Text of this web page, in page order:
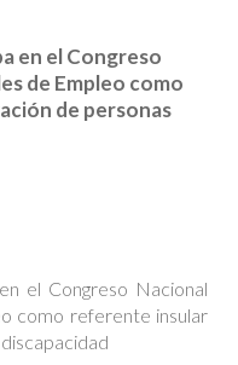
en el Congreso
de Empleo como
de personas
el Congreso Nacional
como referente insular